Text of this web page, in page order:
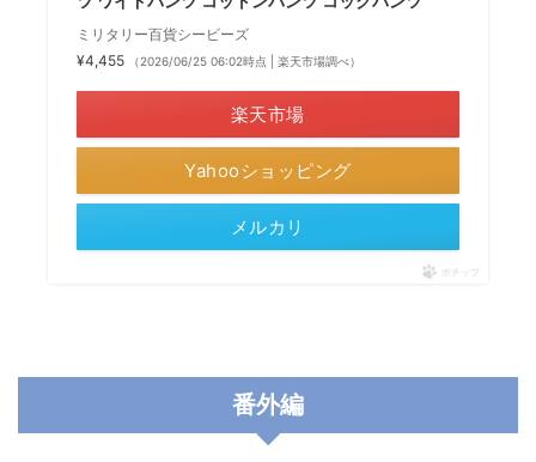
ミリタリー百貨シービーズ
¥4,455
（2026/06/25 06:02時点 | 楽天市場調べ）
楽天市場
Yahooショッピング
メルカリ
ポチップ
番外編